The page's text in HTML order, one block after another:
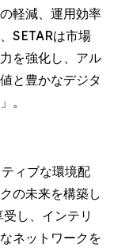
軽減、運用効率
SETARは市場
を強化し、アル
と豊かなデジタ
。
ィブな環境配
の未来を構築し
し、インテリ
ネットワークを